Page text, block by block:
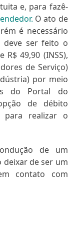
e, para fazê-
O ato de
é necessário
deve ser feito o
49,90 (INSS),
de Serviço)
por meio
do Portal do
de débito
para realizar o
de um
de ser um
contato com